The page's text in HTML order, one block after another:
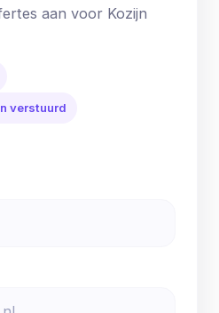
aan voor Kozijn
verstuurd